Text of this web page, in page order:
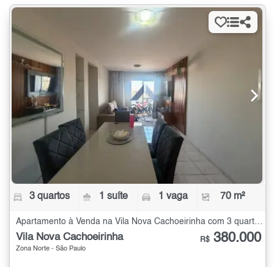
3 quartos 1 suíte 1 vaga 70 m²
Apartamento à Venda na Vila Nova Cachoeirinha com 3 quartos - 70 m²
Vila Nova Cachoeirinha
Zona Norte - São Paulo
R$ 380.000